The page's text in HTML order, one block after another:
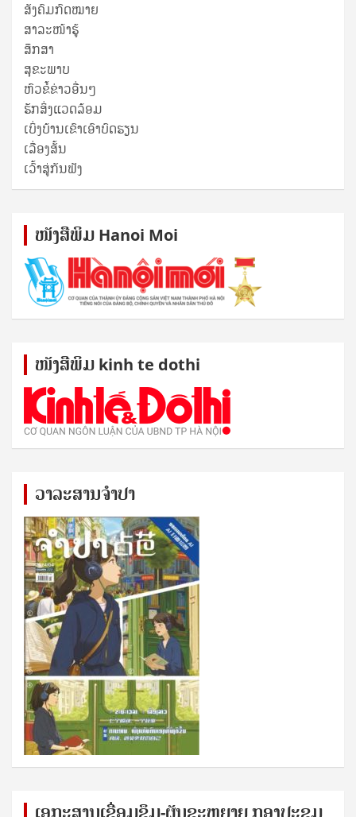
ສັງຄົມກົດໝາຍ
ສາລະໜ້າຮູ້
ສຶກສາ
ສຸ​ຂະ​ພາບ
ຫົວຂໍ້ຂ່າວອື່ນໆ
ຮັກສິ່ງແວດລ້ອມ
ເບິ່ງບ້ານເຂົາເອົາບົດຮຽນ
ເລື່ອງສັ້ນ
ເວົ້າສູ່ກັນຟັງ
ໜັງ​ສື​ພິມ Hanoi Moi
ໜັງ​ສື​ພິມ kinh te dothi
ວາລະສານຈຳປາ
ເອກ​ະ​ສານ​ເຊ​ື່ອມ​ຊ​ຶມ-ຜັນ​ຂະ​ຫ​ຍາຍ ກອງ​ປະ​ຊຸມ​